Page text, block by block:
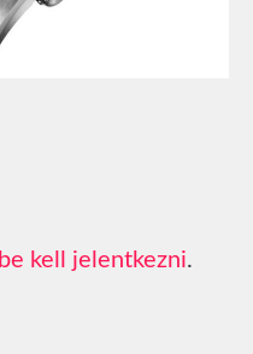
be kell jelentkezni.